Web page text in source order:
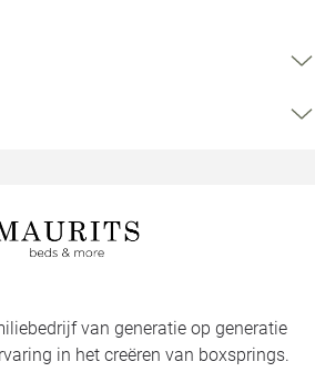
van generatie op generatie
in het creëren van boxsprings.